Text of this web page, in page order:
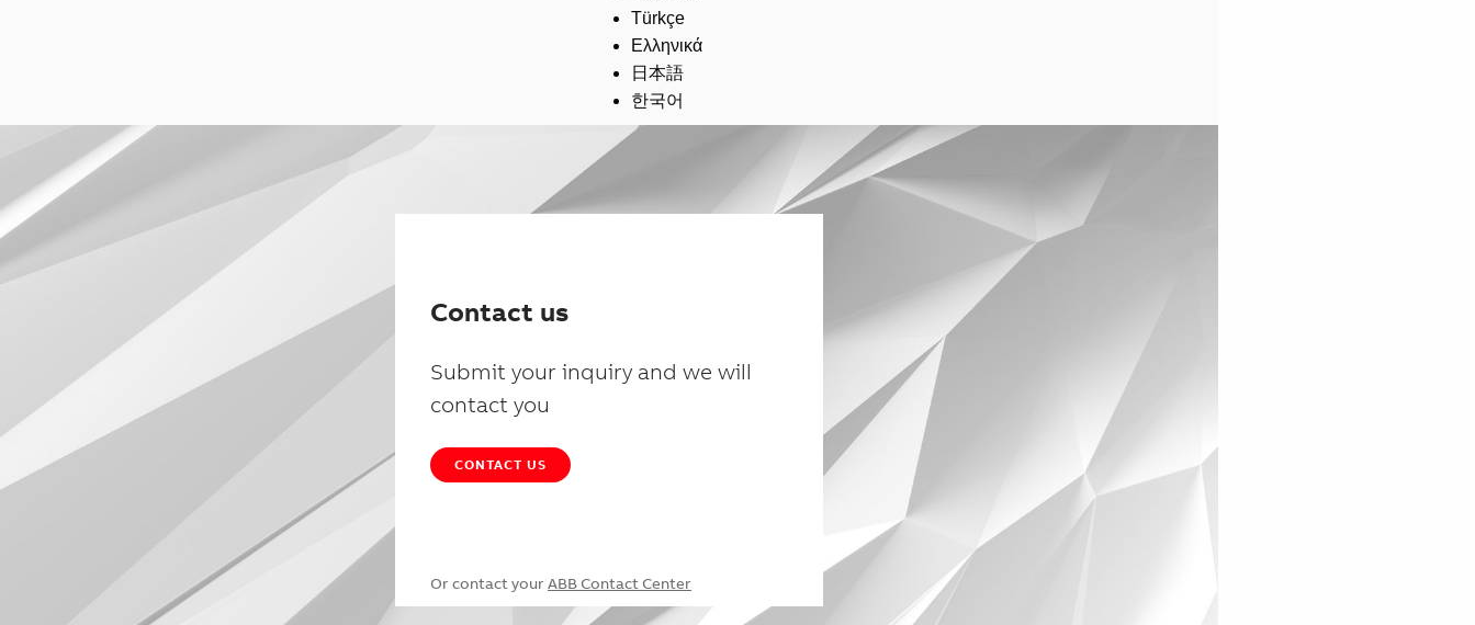
Türkçe
Ελληνικά
日本語
한국어
Contact us
Submit your inquiry and we will
contact you
CONTACT US
Or contact your ABB Contact Center